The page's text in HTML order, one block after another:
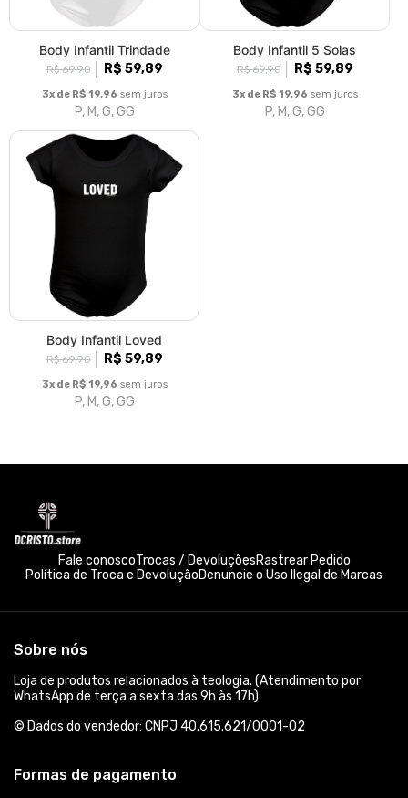
P, M, G, GG P, M, G, GG
Body Infantil Loved
R$ 69,90 R$ 59,89
3x de R$ 19,96 sem juros
P, M, G, GG
Sobre nós
Loja de produtos relacionados à teologia. (Atendimento por
Formas de pagamento